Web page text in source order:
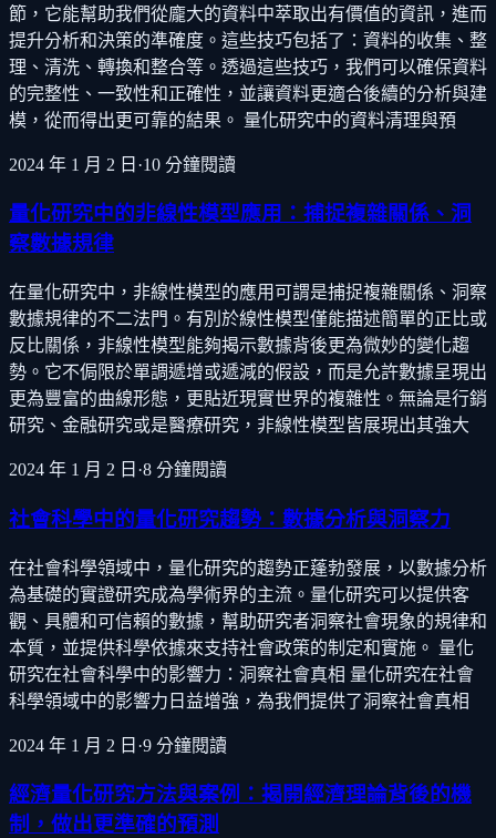
節，它能幫助我們從龐大的資料中萃取出有價值的資訊，進而
提升分析和決策的準確度。這些技巧包括了：資料的收集、整
理、清洗、轉換和整合等。透過這些技巧，我們可以確保資料
的完整性、一致性和正確性，並讓資料更適合後續的分析與建
模，從而得出更可靠的結果。 量化研究中的資料清理與預
2024 年 1 月 2 日 ·10 分鐘閱讀
量化研究中的非線性模型應用：捕捉複雜關係、洞
察數據規律
在量化研究中，非線性模型的應用可謂是捕捉複雜關係、洞察
數據規律的不二法門。有別於線性模型僅能描述簡單的正比或
反比關係，非線性模型能夠揭示數據背後更為微妙的變化趨
勢。它不侷限於單調遞增或遞減的假設，而是允許數據呈現出
更為豐富的曲線形態，更貼近現實世界的複雜性。無論是行銷
研究、金融研究或是醫療研究，非線性模型皆展現出其強大
2024 年 1 月 2 日 ·8 分鐘閱讀
社會科學中的量化研究趨勢：數據分析與洞察力
在社會科學領域中，量化研究的趨勢正蓬勃發展，以數據分析
為基礎的實證研究成為學術界的主流。量化研究可以提供客
觀、具體和可信賴的數據，幫助研究者洞察社會現象的規律和
本質，並提供科學依據來支持社會政策的制定和實施。 量化
研究在社會科學中的影響力：洞察社會真相 量化研究在社會
科學領域中的影響力日益增強，為我們提供了洞察社會真相
2024 年 1 月 2 日 ·9 分鐘閱讀
經濟量化研究方法與案例：揭開經濟理論背後的機
制，做出更準確的預測